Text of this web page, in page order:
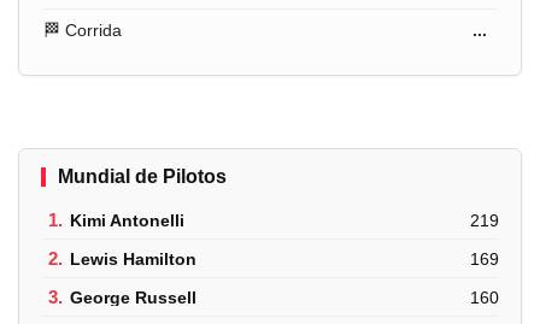
🏁 Corrida ...
Mundial de Pilotos
1. Kimi Antonelli 219
2. Lewis Hamilton 169
3. George Russell 160